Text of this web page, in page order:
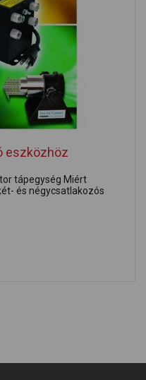
eszközhöz
tápegység Miért
és négycsatlakozós